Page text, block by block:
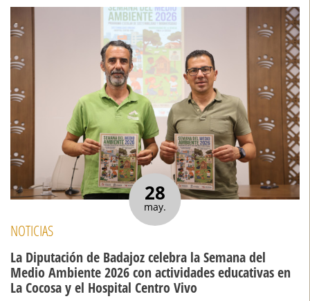
28
may.
NOTICIAS
La Diputación de Badajoz celebra la Semana del
Medio Ambiente 2026 con actividades educativas en
La Cocosa y el Hospital Centro Vivo